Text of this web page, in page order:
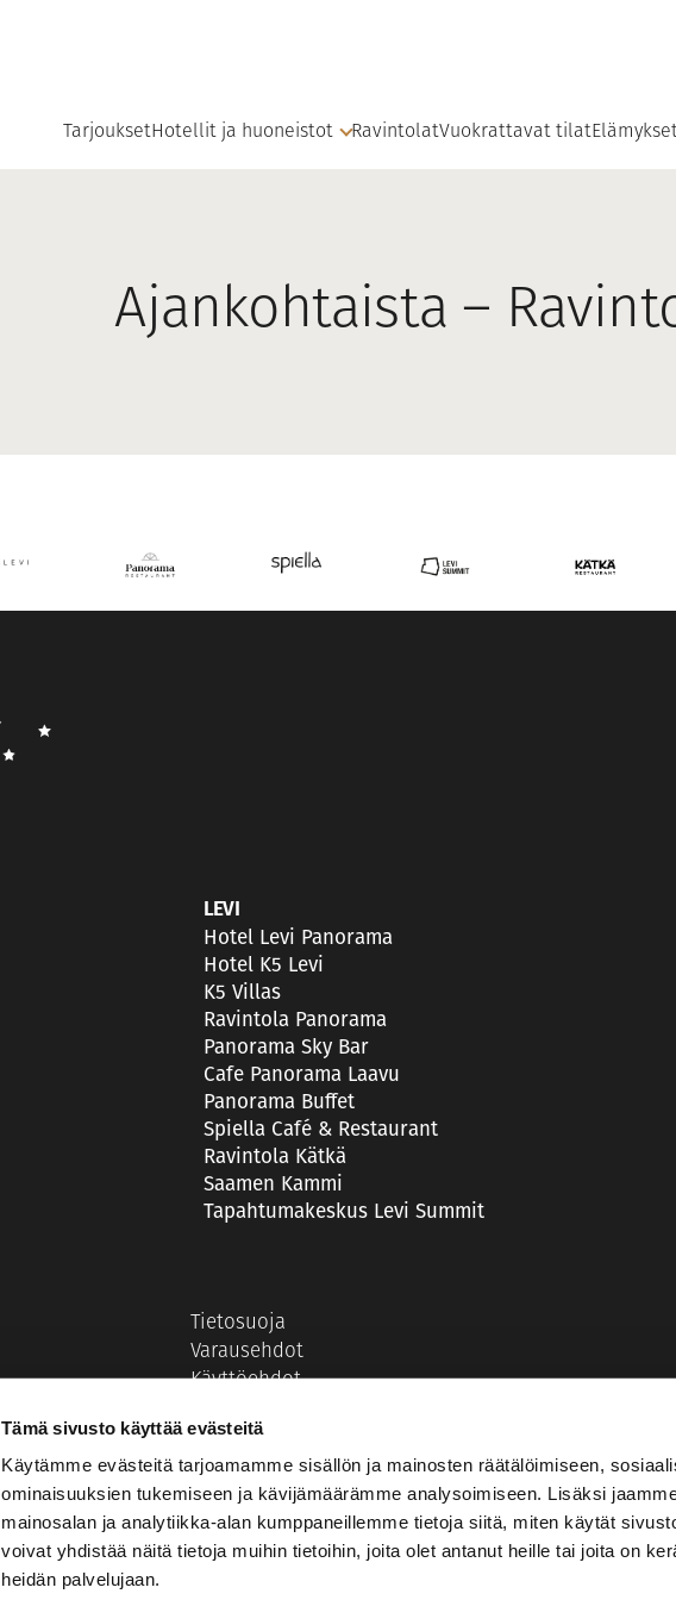
Tämä sivusto käyttää evästeitä
Käytämme evästeitä tarjoamamme sisällön ja mainosten räätälöimiseen,
ominaisuuksien tukemiseen ja kävijämäärämme analysoimiseen. Lisäksi
mainosalan ja analytiikka-alan kumppaneillemme tietoja siitä, miten käytät
voivat yhdistää näitä tietoja muihin tietoihin, joita olet antanut heille tai joita on
heidän palvelujaan.
TarjouksetHotellit ja huoneistot RavintolatVuokrattavat tilat
Ajankohtaista –
LEVI
Hotel Levi Panorama
Hotel K5 Levi
K5 Villas
Ravintola Panorama
Panorama Sky Bar
Cafe Panorama Laavu
Panorama Buffet
Spiella Café & Restaurant
Ravintola Kätkä
Saamen Kammi
Tapahtumakeskus Levi Summit
Tietosuoja
Varausehdot
Käyttöehdot
Matkapaketit
Saavutettavuusseloste